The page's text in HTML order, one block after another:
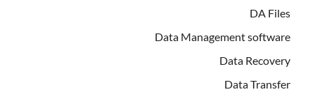
DA Files
Data Management software
Data Recovery
Data Transfer